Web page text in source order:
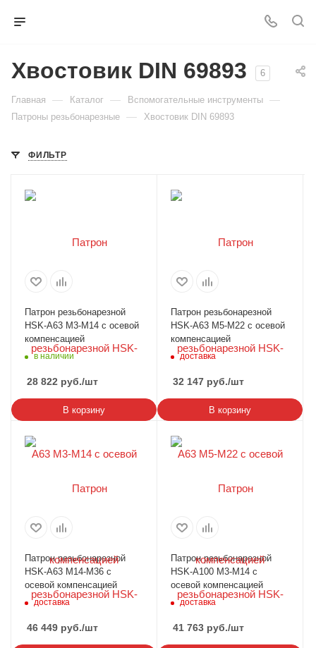
Хвостовик DIN 69893 6
Главная — Каталог — Вспомогательные инструменты —
Патроны резьбонарезные — Хвостовик DIN 69893
ФИЛЬТР
Патрон резьбонарезной
HSK-A63 М3-М14 c осевой
компенсацией
в наличии
28 822 руб./шт
В корзину
Патрон резьбонарезной
HSK-A63 М5-М22 c осевой
компенсацией
доставка
32 147 руб./шт
В корзину
Патрон резьбонарезной
HSK-A63 М14-М36 c
осевой компенсацией
доставка
46 449 руб./шт
Патрон резьбонарезной
HSK-А100 М3-М14 c
осевой компенсацией
доставка
41 763 руб./шт